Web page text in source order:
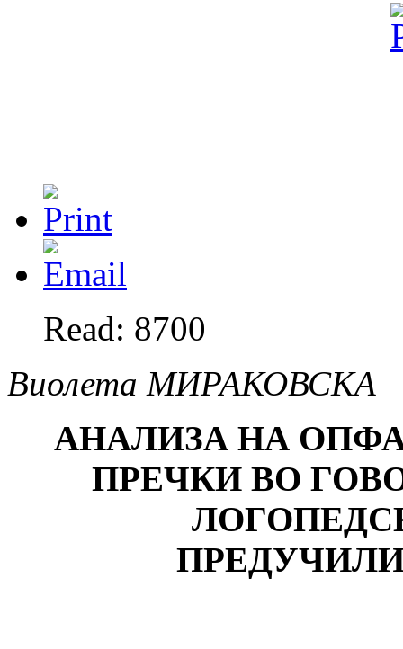
Read: 8700
Виолета МИРАКОВСКА
АНАЛИЗА НА
ПРЕЧКИ ВО